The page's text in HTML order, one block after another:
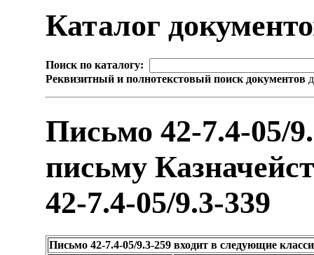
Каталог
Поиск по каталогу:
Реквизитный и полнотекстовый поиск документов
Письмо 42-7.4-05/
письму
42-7.4-05/9.3-339
Письмо 42-7.4-05/9.3-259 входит в следующие